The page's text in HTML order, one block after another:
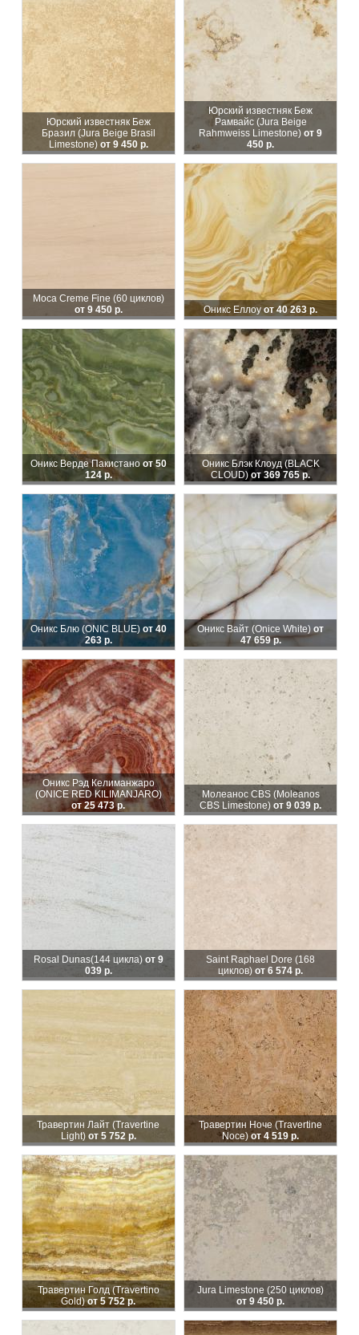
Юрский известняк Беж
Бразил (Jura Beige Brasil
Limestone) от 9 450 р.
Юрский известняк Беж
Рамвайс (Jura Beige
Rahmweiss Limestone) от 9
450 р.
Moca Creme Fine (60 циклов)
от 9 450 р.
Оникс Еллоу от 40 263 р.
Оникс Верде Пакистаноот 50
124 р.
Оникс Блэк Клоуд (BLACK
CLOUD) от 369 765 р.
Оникс Блю (ONIC BLUE) от 40
263 р.
Оникс Вайт (Onice White) от
47 659 р.
Оникс Рэд Келиманжаро
(ONICE RED KILIMANJARO)
от 25 473 р.
Молеанос CBS (Moleanos
CBS Limestone) от 9 039 р.
Rosal Dunas(144 цикла) от 9
039 р.
Saint Raphael Dore (168
циклов) от 6 574 р.
Травертин Лайт (Travertine
Light) от 5 752 р.
Травертин Ноче (Travertine
Noce) от 4 519 р.
Травертин Голд (Travertino
Gold)от 5 752 р.
Jura Limestone (250 циклов)
от 9 450 р.